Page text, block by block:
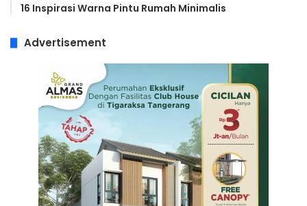
16 Inspirasi Warna Pintu Rumah Minimalis
Advertisement